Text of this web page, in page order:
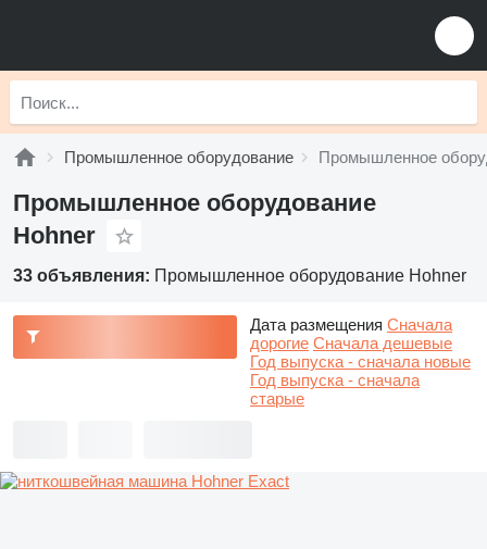
Промышленное оборудование Промышленное
Промышленное оборудование
Hohner
33 объявления: Промышленное оборудование Hohner
Дата размещения Сначала
дорогие Сначала дешевые
Год выпуска - сначала новые
Год выпуска - сначала
старые